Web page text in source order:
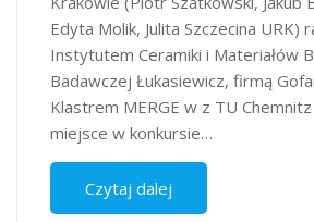
Edyta Molik, Julita Szczecina URK)
Instytutem Ceramiki i Materiałów
Badawczej Łukasiewicz, firmą
Klastrem MERGE w z TU
miejsce w konkursie…
Czytaj dalej